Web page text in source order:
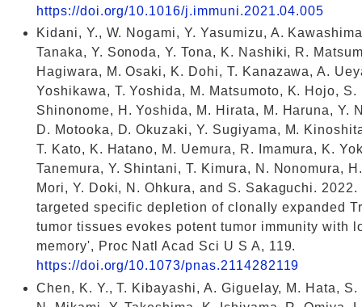
https://doi.org/10.1016/j.immuni.2021.04.005
Kidani, Y., W. Nogami, Y. Yasumizu, A.
Tanaka, Y. Sonoda, Y. Tona, K. Nashiki, R.
Hagiwara, M. Osaki, K. Dohi, T. Kanazawa, A.
Yoshikawa, T. Yoshida, M. Matsumoto, K. Hojo, S.
Shinonome, H. Yoshida, M. Hirata, M. Haruna, Y.
D. Motooka, D. Okuzaki, Y. Sugiyama, M.
T. Kato, K. Hatano, M. Uemura, R. Imamura, K.
Tanemura, Y. Shintani, T. Kimura, N. Nonomura,
Mori, Y. Doki, N. Ohkura, and S. Sakaguchi. 2022.
targeted specific depletion of clonally expanded
tumor tissues evokes potent tumor immunity with
memory', Proc Natl Acad Sci U S A, 119.
https://doi.org/10.1073/pnas.2114282119
Chen, K. Y., T. Kibayashi, A. Giguelay, M. Hata,